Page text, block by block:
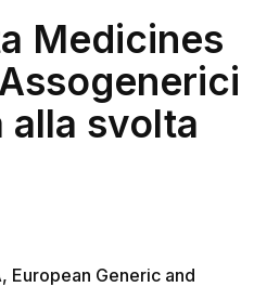
Medicines
alla svolta
, European Generic and